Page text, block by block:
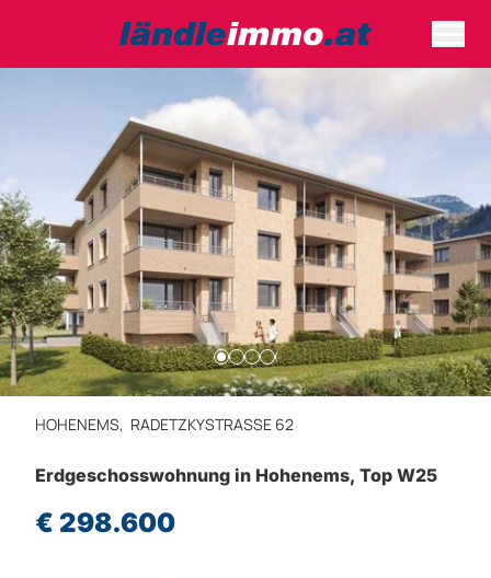
HOHENEMS, RADETZKYSTRASSE 62
Erdgeschosswohnung in Hohenems, Top W25
€ 298.600